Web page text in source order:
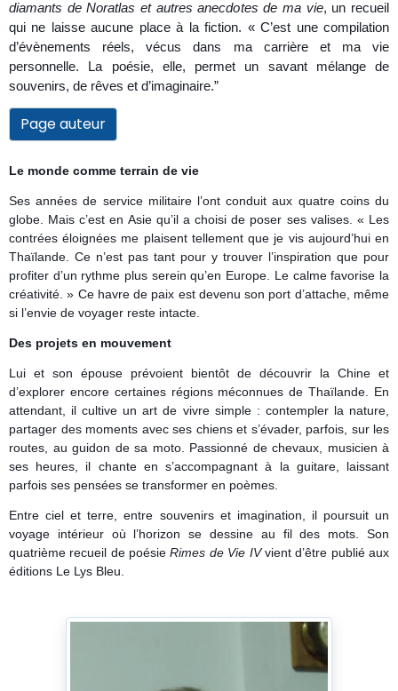
diamants de Noratlas et autres anecdotes de ma vie, un recueil
qui ne laisse aucune place à la fiction. « C’est une compilation
d’évènements réels, vécus dans ma carrière et ma vie
personnelle. La poésie, elle, permet un savant mélange de
souvenirs, de rêves et d’imaginaire.”
Page auteur
Le monde comme terrain de vie
Ses années de service militaire l’ont conduit aux quatre coins du
globe. Mais c’est en Asie qu’il a choisi de poser ses valises. « Les
contrées éloignées me plaisent tellement que je vis aujourd’hui en
Thaïlande. Ce n’est pas tant pour y trouver l’inspiration que pour
profiter d’un rythme plus serein qu’en Europe. Le calme favorise la
créativité. » Ce havre de paix est devenu son port d’attache, même
si l’envie de voyager reste intacte.
Des projets en mouvement
Lui et son épouse prévoient bientôt de découvrir la Chine et
d’explorer encore certaines régions méconnues de Thaïlande. En
attendant, il cultive un art de vivre simple : contempler la nature,
partager des moments avec ses chiens et s’évader, parfois, sur les
routes, au guidon de sa moto. Passionné de chevaux, musicien à
ses heures, il chante en s’accompagnant à la guitare, laissant
parfois ses pensées se transformer en poèmes.
Entre ciel et terre, entre souvenirs et imagination, il poursuit un
voyage intérieur où l’horizon se dessine au fil des mots. Son
quatrième recueil de poésieRimes de Vie IVvient d’être publié aux
éditions Le Lys Bleu.